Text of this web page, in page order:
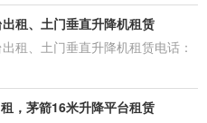
租、土门垂直升降机租赁
租、土门垂直升降机租赁电话：
，茅箭16米升降平台租赁